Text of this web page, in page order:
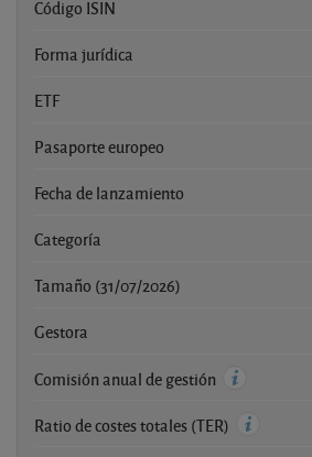
Código ISIN
Forma jurídica
ETF
Pasaporte europeo
Fecha de lanzamiento
Categoría
Tamaño (31/07/2026)
Gestora
Comisión anual de gestión
Ratio de costes totales (TER)